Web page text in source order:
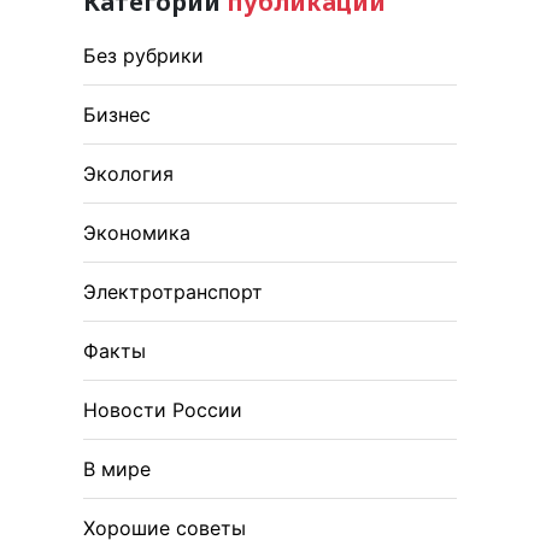
Без рубрики
Бизнес
Экология
Экономика
Электротранспорт
Факты
Новости России
В мире
Хорошие советы